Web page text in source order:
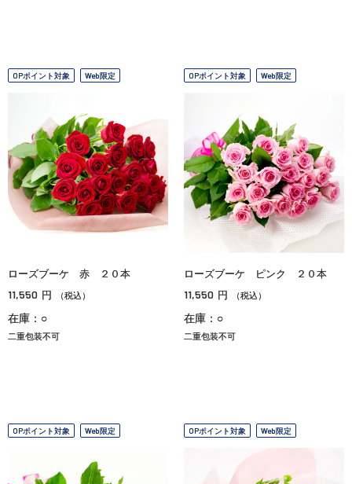
OPポイント対象 Web限定
ローズブーケ 赤 ２０本
11,550 円 （税込）
在庫：○
二重包装不可
OPポイント対象 Web限定
ローズブーケ ピンク ２０本
11,550 円 （税込）
在庫：○
二重包装不可
OPポイント対象 Web限定 OPポイント対象 Web限定